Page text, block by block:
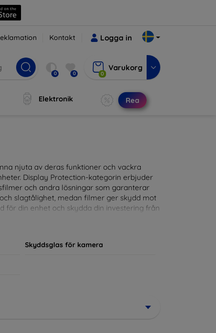
Kontakt Logga in
0 0 0
Varukorg
Elektronik Rea
njuta av deras funktioner och vackra
Display Protection-kategorin erbjuder
och andra lösningar som garanterar
slagtålighet, medan filmer ger skydd mot
för din enhet och skydda din investering från
enhet.
Skyddsglas för kamera